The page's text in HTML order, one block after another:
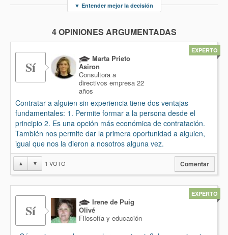
▼ Entender mejor la decisión
4 OPINIONES ARGUMENTADAS
Sí
Marta Prieto
Asiron
Consultora a
directivos empresa 22
años
Contratar a alguien sin experiencia tiene dos ventajas
fundamentales: 1. Permite formar a la persona desde el
principio 2. Es una opción más económica de contratación.
También nos permite dar la primera oportunidad a alguien,
igual que nos la dieron a nosotros alguna vez.
EXPERTO
▲ ▼ 1 VOTO Comentar
Sí
Irene de Puig
Olivé
Filosofía y educación
EXPERTO